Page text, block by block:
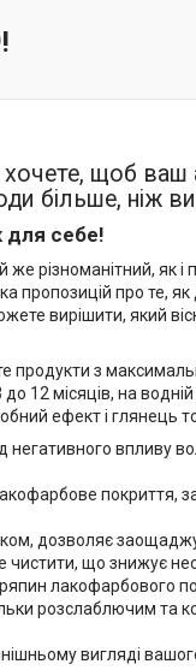
щоб ваш
більше, ніж
для себе!
же різноманітний, як
пропозицій про те,
вирішити, який
продукти з
12 місяців, на
ефект і глянець
впливу
покриття,
дозволяє
що знижує
лакофарбового
розслаблючим
вигляді